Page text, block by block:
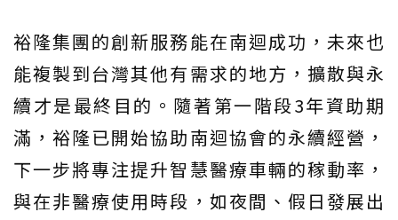
裕隆集團的創新服務能在南迴成功，未來也
能複製到台灣其他有需求的地方，擴散與永
續才是最終目的。隨著第一階段3年資助期
滿，裕隆已開始協助南迴協會的永續經營，
下一步將專注提升智慧醫療車輛的稼動率，
與在非醫療使用時段，如夜間、假日發展出